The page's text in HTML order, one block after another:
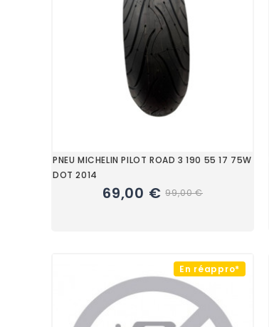
PNEU MICHELIN PILOT ROAD 3 190 55 17 75W
DOT 2014
69,00 € 99,00 €
En réappro*